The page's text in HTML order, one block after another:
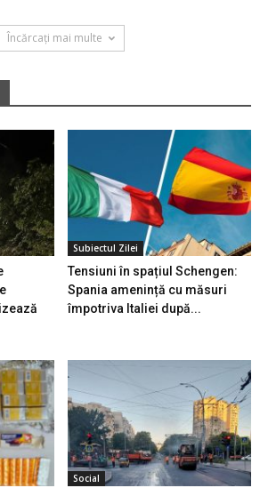
Încărcați mai multe
Subiectul Zilei
Tensiuni în spațiul Schengen:
Spania amenință cu măsuri
împotriva Italiei după...
Social